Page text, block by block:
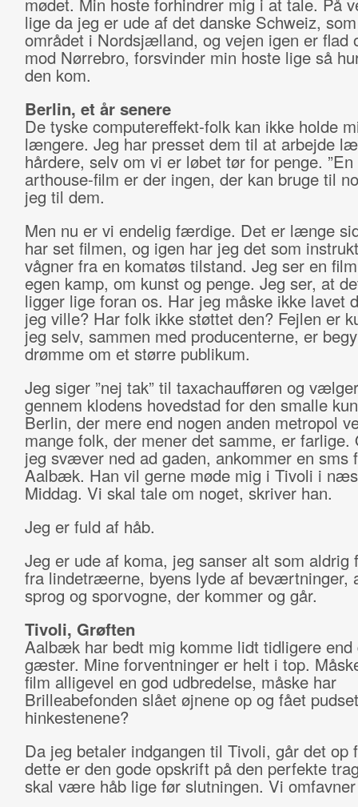
lige da jeg er ude af det danske Schweiz,
området i Nordsjælland, og vejen igen er flad
mod Nørrebro, forsvinder min hoste lige så
den kom.
Berlin, et år senere
De tyske computereffekt-folk kan ikke holde
længere. Jeg har presset dem til at arbejde
hårdere, selv om vi er løbet tør for penge.
arthouse-film er der ingen, der kan bruge til
jeg til dem.
Men nu er vi endelig færdige. Det er længe
har set filmen, og igen har jeg det som
vågner fra en komatøs tilstand. Jeg ser en
egen kamp, om kunst og penge. Jeg ser, at
ligger lige foran os. Har jeg måske ikke lavet
jeg ville? Har folk ikke støttet den? Fejlen er
jeg selv, sammen med producenterne, er
drømme om et større publikum.
Jeg siger ”nej tak” til taxachaufføren og
gennem klodens hovedstad for den smalle
Berlin, der mere end nogen anden metropol
mange folk, der mener det samme, er farlige.
jeg svæver ned ad gaden, ankommer en sms
Aalbæk. Han vil gerne møde mig i Tivoli i
Middag. Vi skal tale om noget, skriver han.
Jeg er fuld af håb.
Jeg er ude af koma, jeg sanser alt som aldrig
fra lindetræerne, byens lyde af beværtninger,
sprog og sporvogne, der kommer og går.
Tivoli, Grøften
Aalbæk har bedt mig komme lidt tidligere end
gæster. Mine forventninger er helt i top.
film alligevel en god udbredelse, måske har
Brilleabefonden slået øjnene op og fået pudset
hinkestenene?
Da jeg betaler indgangen til Tivoli, går det op
dette er den gode opskrift på den perfekte
skal være håb lige før slutningen. Vi